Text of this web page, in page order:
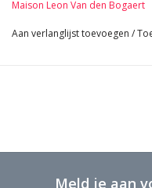
Maison Leon Van den Bogaert
Aan verlanglijst toevoegen /
Meld je aan